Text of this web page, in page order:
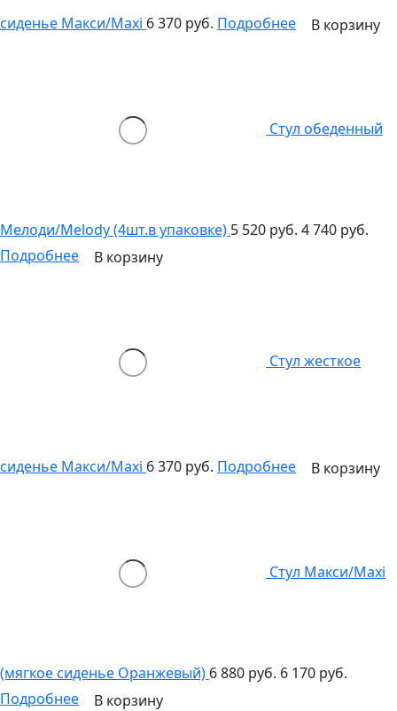
сиденье Макси/Maxi 6 370 руб. Подробнее В корзину
Стул обеденный
Мелоди/Melody (4шт.в упаковке) 5 520 руб. 4 740 руб.
Подробнее
В корзину
Стул жесткое
сиденье Макси/Maxi 6 370 руб. Подробнее В корзину
Стул Макси/Maxi
(мягкое сиденье Оранжевый) 6 880 руб. 6 170 руб.
Подробнее
В корзину